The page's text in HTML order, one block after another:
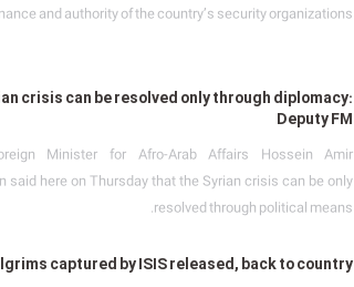
and authority of the country’s security organizations.
crisis can be resolved only through diplomacy:
Deputy FM
Minister for Afro-Arab Affairs Hossein Amir
said here on Thursday that the Syrian crisis can be only
resolved through political means.
captured by ISIS released, back to country